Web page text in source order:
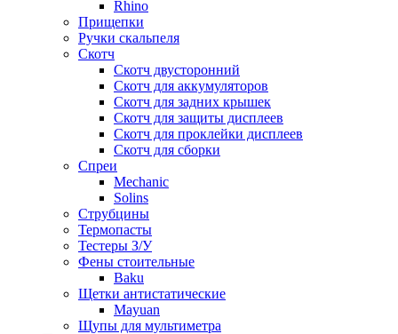
Rhino
Прищепки
Ручки скальпеля
Скотч
Скотч двусторонний
Скотч для аккумуляторов
Скотч для задних крышек
Скотч для защиты дисплеев
Скотч для проклейки дисплеев
Скотч для сборки
Спреи
Mechanic
Solins
Струбцины
Термопасты
Тестеры З/У
Фены стоительные
Baku
Щетки антистатические
Mayuan
Щупы для мультиметра